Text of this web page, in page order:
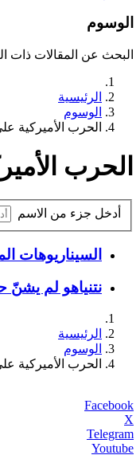
الوسوم
البحث عن المقالات
الرئيسية
الوسوم
الحرب الأميركية
الحرب
أدخل جزء من الاسم
السيناريوهات
نتنياهو لم
الرئيسية
الوسوم
الحرب الأميركية
Facebook
X
Telegram
Youtube